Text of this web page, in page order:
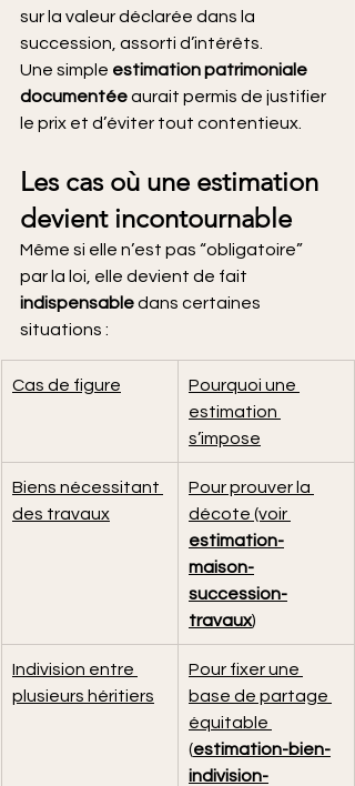
sur la valeur déclarée dans la
succession, assorti d’intérêts.
Une simple estimation patrimoniale
documentée aurait permis de justifier
le prix et d’éviter tout contentieux.
Les cas où une estimation
devient incontournable
Même si elle n’est pas “obligatoire”
par la loi, elle devient de fait
indispensable dans certaines
situations :
Cas de figure
Pourquoi une
estimation
s’impose
Biens nécessitant
des travaux
Pour prouver la
décote (voir
estimation-
maison-
succession-
travaux)
Indivision entre
plusieurs héritiers
Pour fixer une
base de partage
équitable
(estimation-bien-
indivision-